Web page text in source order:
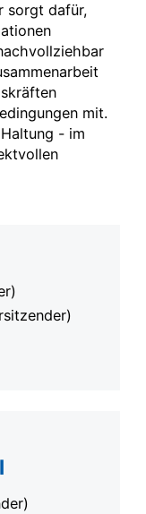
sorgt dafür,
mit.
- im